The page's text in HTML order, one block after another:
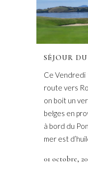
SÉJOUR
Ce Vendredi
route vers
on boit un
belges en
à bord du
mer est
01 octobre,